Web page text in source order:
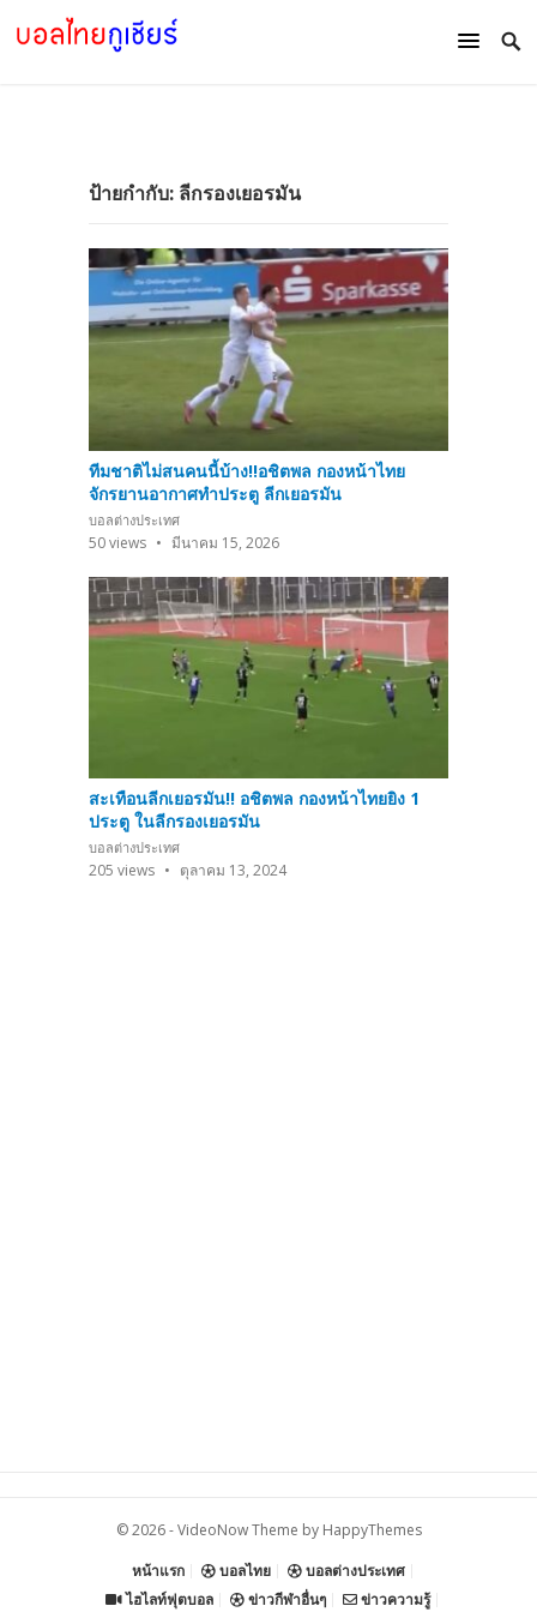
ป้ายกำกับ: ลีกรองเยอรมัน
ทีมชาติไม่สนคนนี้บ้าง!!อชิตพล กองหน้าไทย
จักรยานอากาศทำประตู ลีกเยอรมัน
บอลต่างประเทศ
50views มีนาคม 15, 2026
สะเทือนลีกเยอรมัน!! อชิตพล กองหน้าไทยยิง 1
ประตู ในลีกรองเยอรมัน
บอลต่างประเทศ
205 views ตุลาคม 13, 2024
© 2026 -VideoNow Theme by HappyThemes
หน้าแรก
บอลไทย
บอลต่างประเทศ
ไฮไลท์ฟุตบอล
ข่าวกีฬาอื่นๆ ข่าวความรู้